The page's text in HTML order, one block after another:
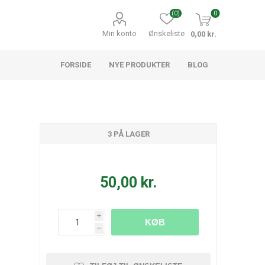
Min konto Ønskeliste
(0) 0
0,00 kr.
FORSIDE NYE PRODUKTER BLOG
3 PÅ LAGER
50,00 kr.
i
h
KØB